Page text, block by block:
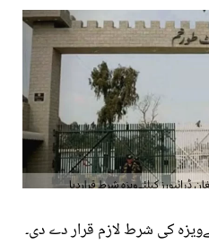
کی شرط لازم قرار دے دی۔